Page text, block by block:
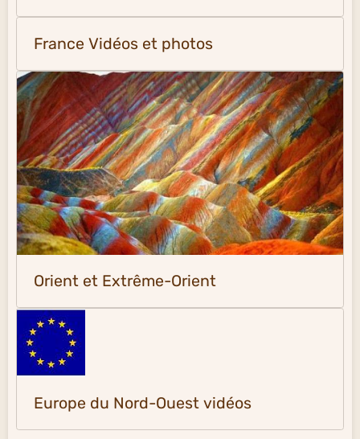
France Vidéos et photos
Orient et Extrême-Orient
Europe du Nord-Ouest vidéos